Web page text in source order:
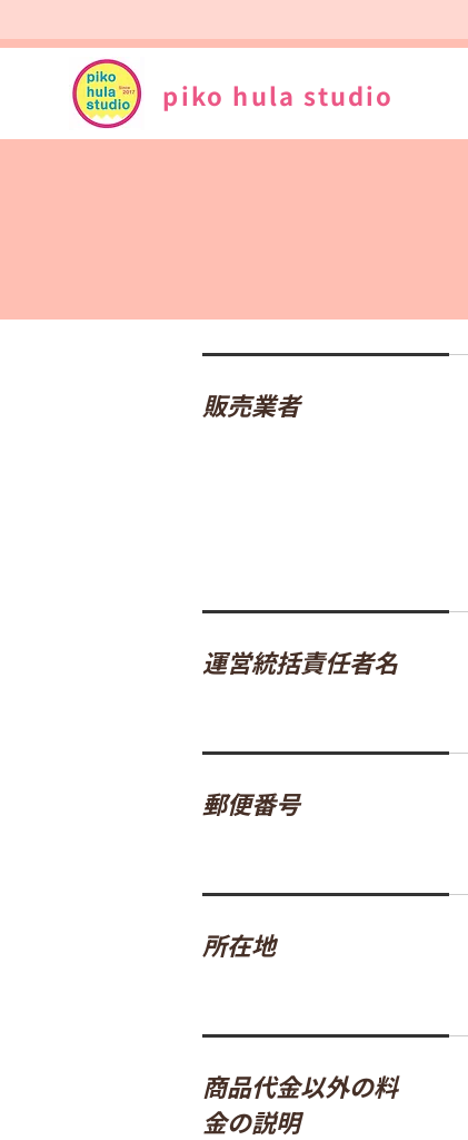
piko hula studio
販売業者
運営統括責任者名
郵便番号
所在地
商品代金以外の料
金の説明